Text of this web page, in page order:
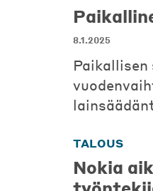
8.1.2025
TALOUS
Nokia